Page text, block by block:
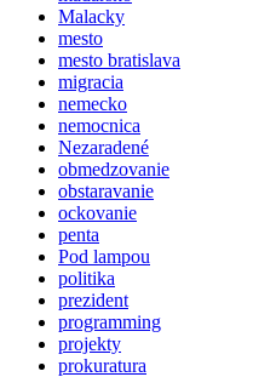
Malacky
mesto
mesto bratislava
migracia
nemecko
nemocnica
Nezaradené
obmedzovanie
obstaravanie
ockovanie
penta
Pod lampou
politika
prezident
programming
projekty
prokuratura